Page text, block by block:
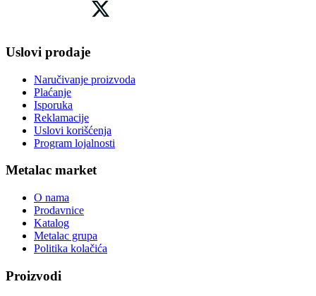
Uslovi prodaje
Naručivanje proizvoda
Plaćanje
Isporuka
Reklamacije
Uslovi korišćenja
Program lojalnosti
Metalac market
O nama
Prodavnice
Katalog
Metalac grupa
Politika kolačića
Proizvodi